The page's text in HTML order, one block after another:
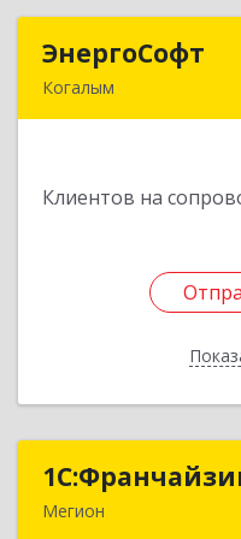
ЭнергоСофт
Когалым
Клиентов на
Мегион